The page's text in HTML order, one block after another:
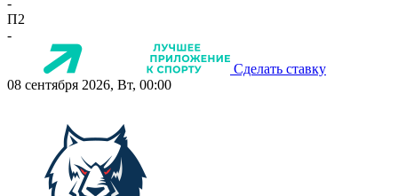
-
П2
-
Сделать ставку
08 сентября 2026, Вт, 00:00